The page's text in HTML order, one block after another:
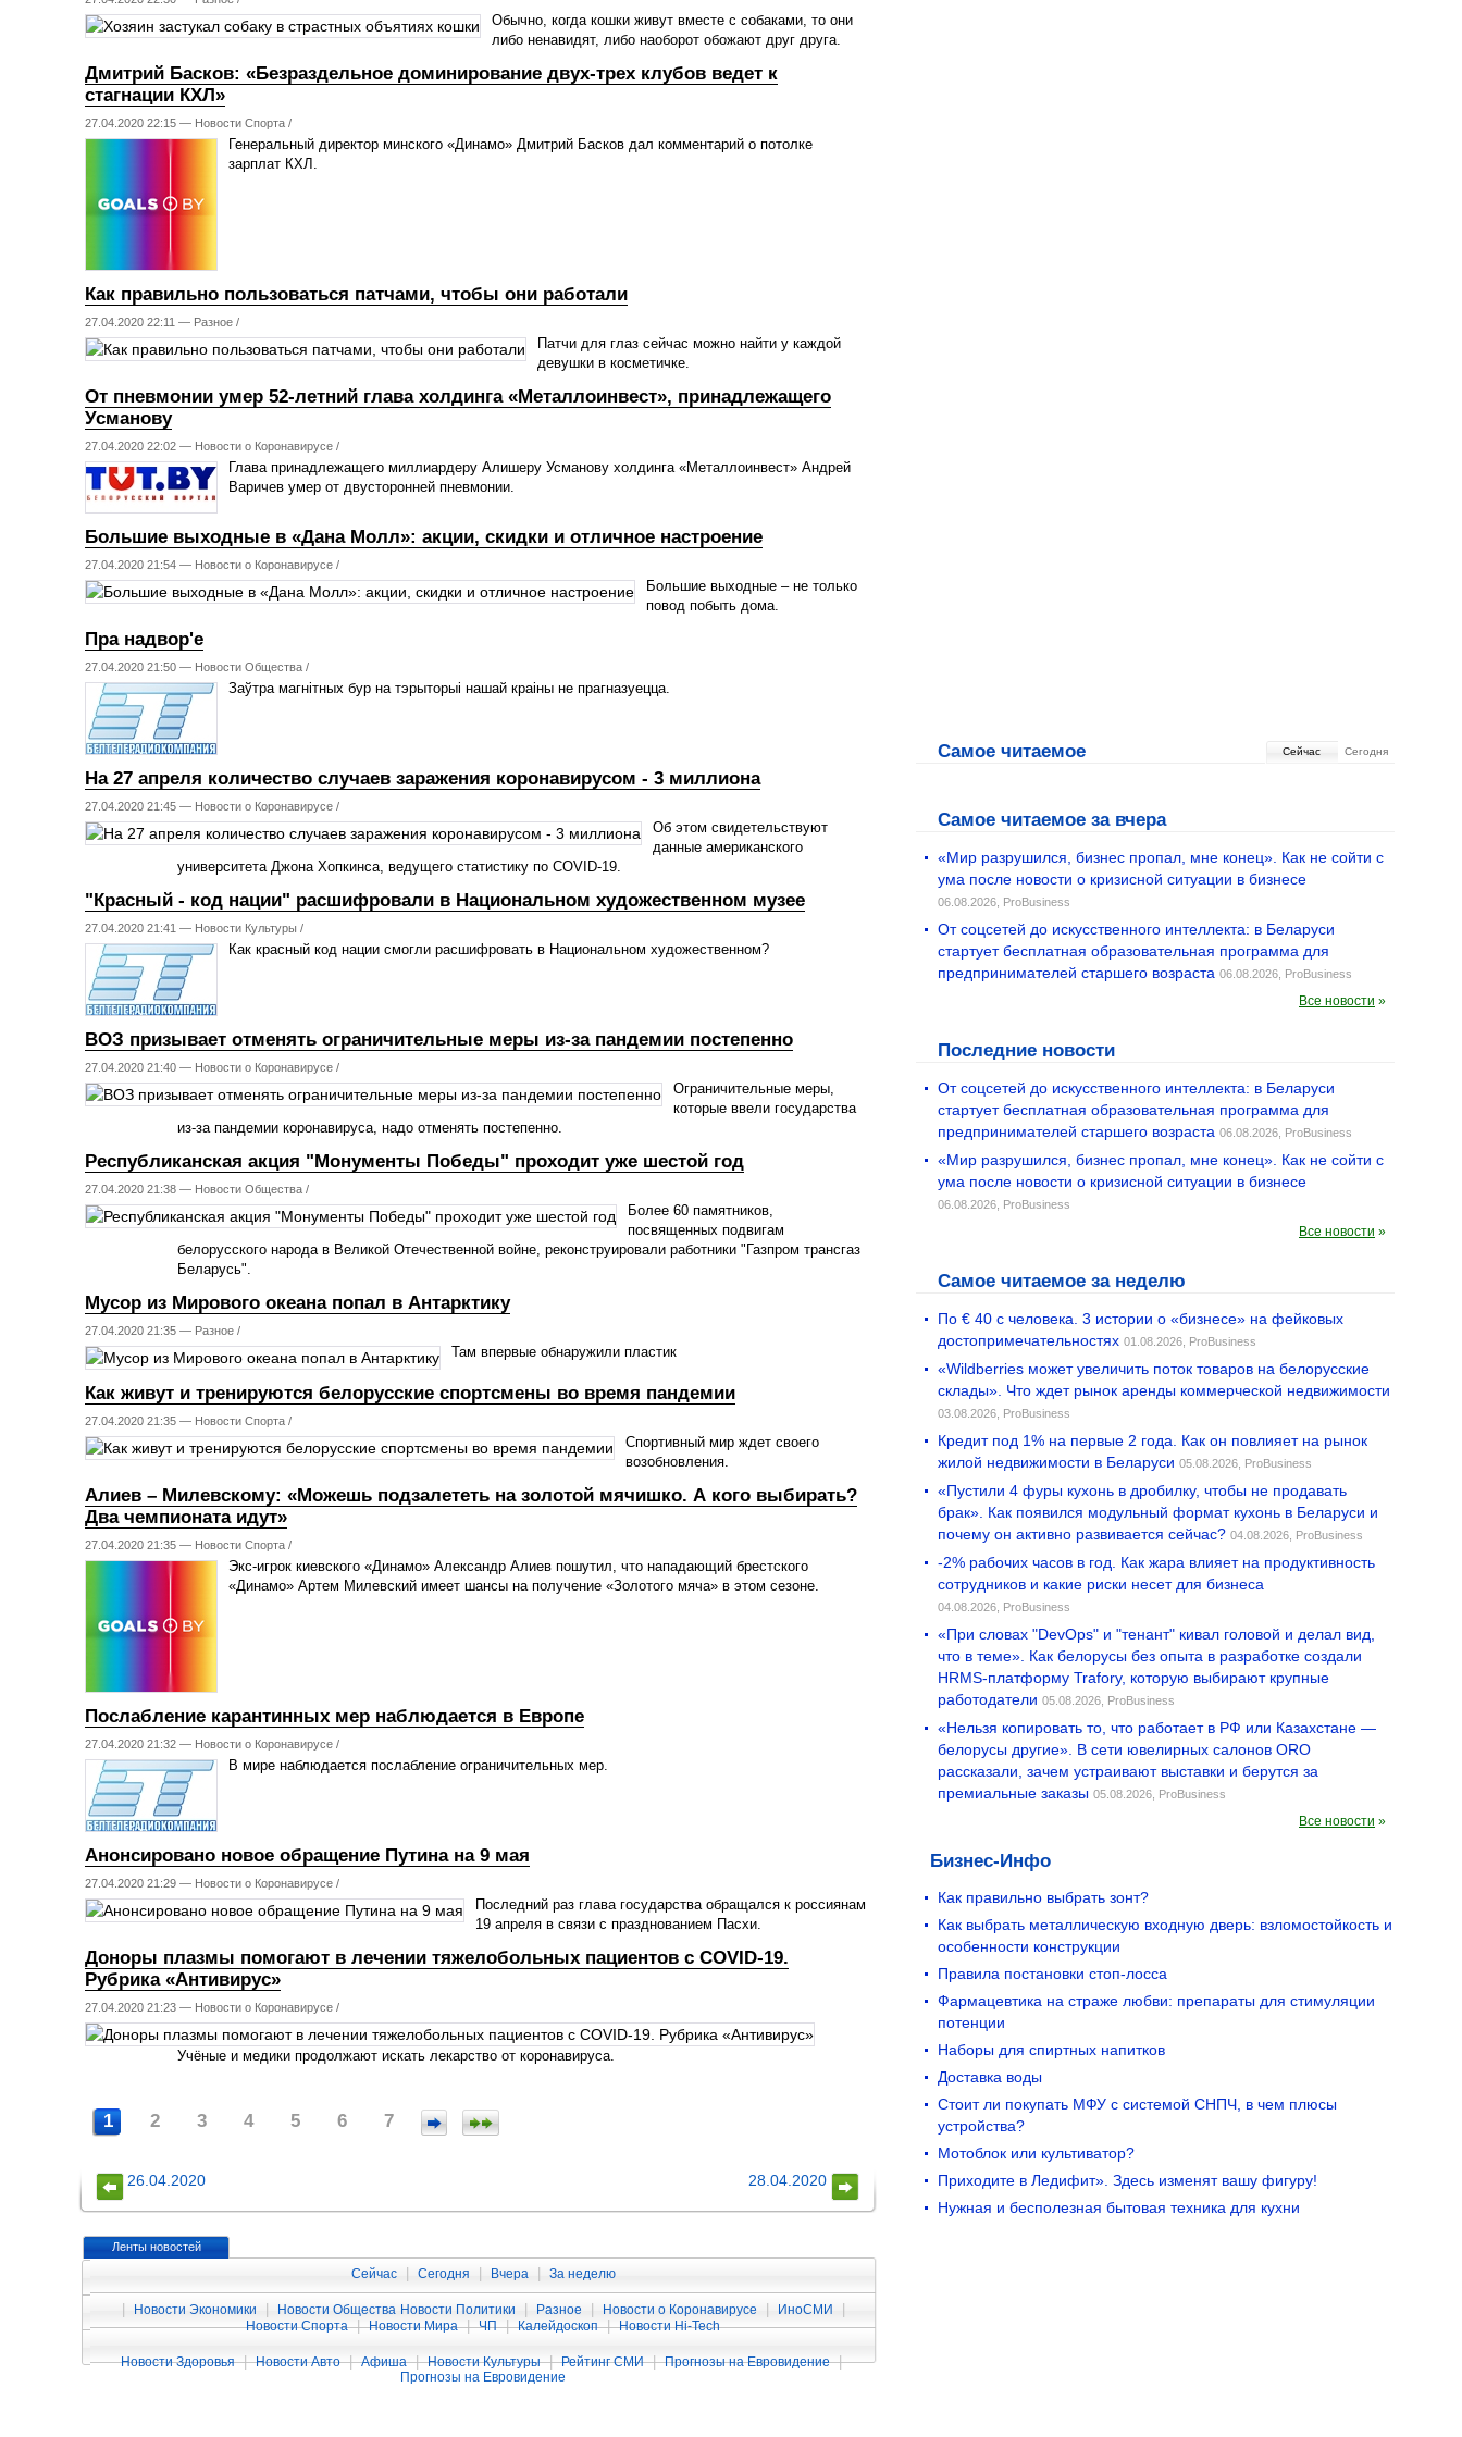
Обычно, когда кошки живут вместе с собаками, то они
либо ненавидят, либо наоборот обожают друг друга.
Дмитрий Басков: «Безраздельное доминирование двух-трех клубов ведет к
стагнации КХЛ»
27.04.2020 22:15 — Новости Спорта /
Генеральный директор минского «Динамо» Дмитрий Басков дал комментарий о потолке
зарплат КХЛ.
Как правильно пользоваться патчами, чтобы они работали
27.04.2020 22:11 — Разное /
Патчи для глаз сейчас можно найти у каждой
девушки в косметичке.
От пневмонии умер 52-летний глава холдинга «Металлоинвест», принадлежащего
Усманову
27.04.2020 22:02 — Новости о Коронавирусе /
Глава принадлежащего миллиардеру Алишеру Усманову холдинга «Металлоинвест» Андрей
Варичев умер от двусторонней пневмонии.
Большие выходные в «Дана Молл»: акции, скидки и отличное настроение
27.04.2020 21:54 — Новости о Коронавирусе /
Большие выходные – не только
повод побыть дома.
Пра надвор'е
27.04.2020 21:50 — Новости Общества /
Заўтра магнітных бур на тэрыторыі нашай краіны не прагназуецца.
На 27 апреля количество случаев заражения коронавирусом - 3 миллиона
27.04.2020 21:45 — Новости о Коронавирусе /
Об этом свидетельствуют
данные американского
университета Джона Хопкинса, ведущего статистику по COVID-19.
"Красный - код нации" расшифровали в Национальном художественном музее
27.04.2020 21:41 — Новости Культуры /
Как красный код нации смогли расшифровать в Национальном художественном?
ВОЗ призывает отменять ограничительные меры из-за пандемии постепенно
27.04.2020 21:40 — Новости о Коронавирусе /
Ограничительные меры,
которые ввели государства
из-за пандемии коронавируса, надо отменять постепенно.
Республиканская акция "Монументы Победы" проходит уже шестой год
27.04.2020 21:38 — Новости Общества /
Более 60 памятников,
посвященных подвигам
белорусского народа в Великой Отечественной войне, реконструировали работники "Газпром трансгаз
Беларусь".
Мусор из Мирового океана попал в Антарктику
27.04.2020 21:35 — Разное /
Там впервые обнаружили пластик
Как живут и тренируются белорусские спортсмены во время пандемии
27.04.2020 21:35 — Новости Спорта /
Спортивный мир ждет своего
возобновления.
Алиев – Милевскому: «Можешь подзалететь на золотой мячишко. А кого выбирать?
Два чемпионата идут»
27.04.2020 21:35 — Новости Спорта /
Экс-игрок киевского «Динамо» Александр Алиев пошутил, что нападающий брестского
«Динамо» Артем Милевский имеет шансы на получение «Золотого мяча» в этом сезоне.
Послабление карантинных мер наблюдается в Европе
27.04.2020 21:32 — Новости о Коронавирусе /
В мире наблюдается послабление ограничительных мер.
Анонсировано новое обращение Путина на 9 мая
27.04.2020 21:29 — Новости о Коронавирусе /
Последний раз глава государства обращался к россиянам
19 апреля в связи с празднованием Пасхи.
Доноры плазмы помогают в лечении тяжелобольных пациентов с COVID-19.
Рубрика «Антивирус»
27.04.2020 21:23 — Новости о Коронавирусе /
Учёные и медики продолжают искать лекарство от коронавируса.
1 2 3 4 5 6 7
26.04.2020 28.04.2020
Ленты новостей
Сейчас Сегодня Вчера За неделю
Новости Экономики Новости Общества Новости Политики Разное Новости о Коронавирусе ИноСМИ
Новости Спорта | Новости Мира | ЧП | Калейдоскоп | Новости Hi-Tech
Новости Здоровья | Новости Авто | Афиша | Новости Культуры | Рейтинг СМИ | Прогнозы на Евровидение |
Прогнозы на Евровидение
Самое читаемое Сегодня
Cейчас
Самое читаемое за вчера
«Мир разрушился, бизнес пропал, мне конец». Как не сойти с
ума после новости о кризисной ситуации в бизнесе
06.08.2026, ProBusiness
От соцсетей до искусственного интеллекта: в Беларуси
стартует бесплатная образовательная программа для
предпринимателей старшего возраста 06.08.2026, ProBusiness
Все новости »
Последние новости
От соцсетей до искусственного интеллекта: в Беларуси
стартует бесплатная образовательная программа для
предпринимателей старшего возраста 06.08.2026, ProBusiness
«Мир разрушился, бизнес пропал, мне конец». Как не сойти с
ума после новости о кризисной ситуации в бизнесе
06.08.2026, ProBusiness
Все новости »
Самое читаемое за неделю
По € 40 с человека. 3 истории о «бизнесе» на фейковых
достопримечательностях 01.08.2026, ProBusiness
«Wildberries может увеличить поток товаров на белорусские
склады». Что ждет рынок аренды коммерческой недвижимости
03.08.2026, ProBusiness
Кредит под 1% на первые 2 года. Как он повлияет на рынок
жилой недвижимости в Беларуси 05.08.2026, ProBusiness
«Пустили 4 фуры кухонь в дробилку, чтобы не продавать
брак». Как появился модульный формат кухонь в Беларуси и
почему он активно развивается сейчас? 04.08.2026, ProBusiness
-2% рабочих часов в год. Как жара влияет на продуктивность
сотрудников и какие риски несет для бизнеса
04.08.2026, ProBusiness
«При словах "DevOps" и "тенант" кивал головой и делал вид,
что в теме». Как белорусы без опыта в разработке создали
HRMS-платформу Trafory, которую выбирают крупные
работодатели 05.08.2026, ProBusiness
«Нельзя копировать то, что работает в РФ или Казахстане —
белорусы другие». В сети ювелирных салонов ORO
рассказали, зачем устраивают выставки и берутся за
премиальные заказы 05.08.2026, ProBusiness
Все новости »
Бизнес-Инфо
Как правильно выбрать зонт?
Как выбрать металлическую входную дверь: взломостойкость и
особенности конструкции
Правила постановки стоп-лосса
Фармацевтика на страже любви: препараты для стимуляции
потенции
Наборы для спиртных напитков
Доставка воды
Стоит ли покупать МФУ с системой СНПЧ, в чем плюсы
устройства?
Мотоблок или культиватор?
Приходите в Ледифит». Здесь изменят вашу фигуру!
Нужная и бесполезная бытовая техника для кухни